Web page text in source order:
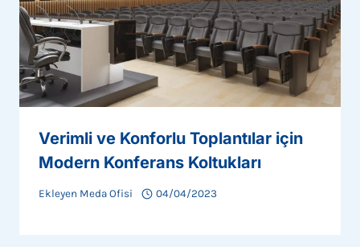
Verimli ve Konforlu Toplantılar için
Modern Konferans Koltukları
Ekleyen Meda Ofisi 04/04/2023